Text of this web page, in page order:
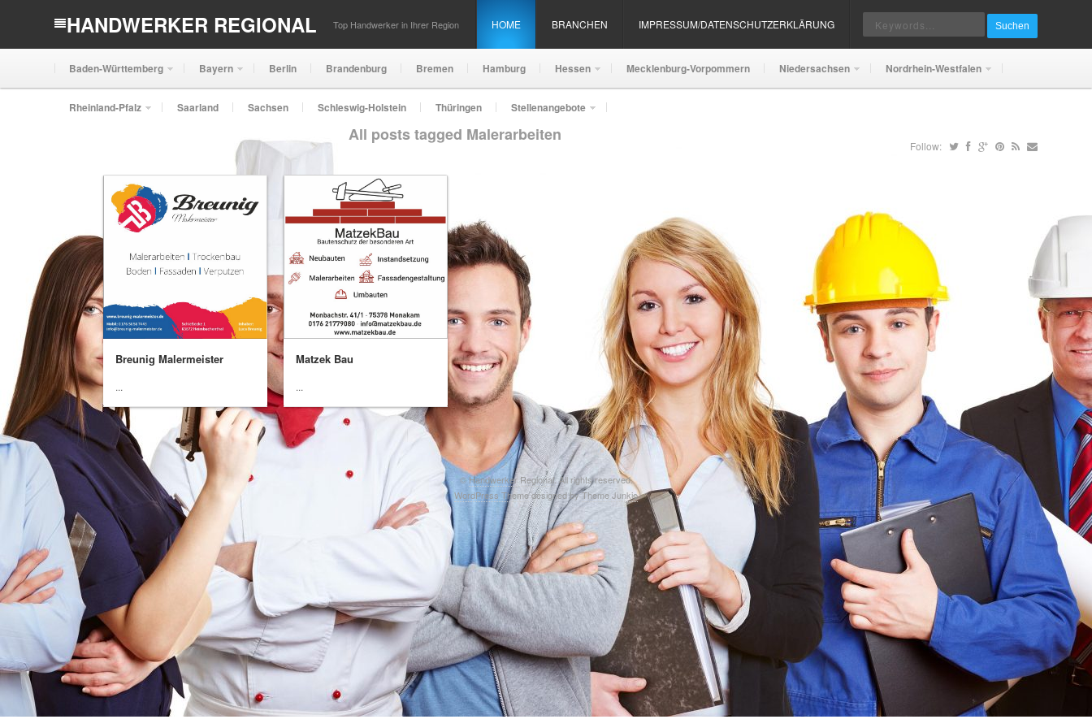
HANDWERKER REGIONAL Top Handwerker in Ihrer Region HOME BRANCHEN IMPRESSUM/DATENSCHUTZERKLÄRUNG Suchen
Baden-Württemberg Bayern Berlin Brandenburg Bremen Hamburg Hessen Mecklenburg-Vorpommern Niedersachsen Nordrhein-Westfalen
Rheinland-Pfalz Saarland Sachsen Schleswig-Holstein Thüringen Stellenangebote
Follow:
All posts tagged Malerarbeiten
Breunig Malermeister
...
Matzek Bau
...
©Handwerker Regional. All rights reserved.
WordPress Themedesigned byTheme Junkie